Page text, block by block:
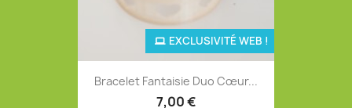
Bracelet Fantaisie Duo Cœur...
7,00 €
EXCLUSIVITÉ WEB !